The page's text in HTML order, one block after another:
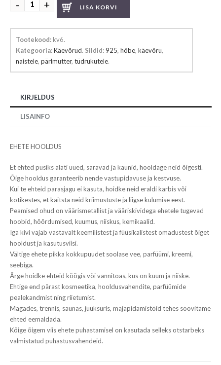
käevõru
LISA KORVI
Tootekood: kv6.
Kategooria:Käevõrud. Sildid:925, hõbe, käevõru,
naistele, pärlmutter, tüdrukutele.
KIRJELDUS
LISAINFO
EHETE HOOLDUS
Et ehted püsiks alati uued, säravad ja kaunid, hooldage neid õigesti.
Õige hooldus garanteerib nende vastupidavuse ja kestvuse.
Kui te ehteid parasjagu ei kasuta, hoidke neid eraldi karbis või
kotikestes, et kaitsta neid kriimustuste ja liigse kulumise eest.
Peamised ohud on väärismetallist ja vääriskividega ehetele tugevad
hoobid, hõõrdumised, kuumus, niiskus, kemikaalid.
Iga kivi vajab vastavalt keemilistest ja füüsikalistest omadustest õiget
hooldust ja kasutusviisi.
Vältige ehete pikka kokkupuudet soolase vee, parfüümi, kreemi,
seebiga.
Ärge hoidke ehteid köögis või vannitoas, kus on kuum ja niiske.
Ehtige end pärast kosmeetika, hooldusvahendite, parfüümide
pealekandmist ning riietumist.
Magades, trennis, saunas, juuksuris, majapidamistöid tehes soovitame
ehted eemaldada.
Kõige õigem viis ehete puhastamisel on kasutada selleks otstarbeks
valmistatud puhastusvahendeid.